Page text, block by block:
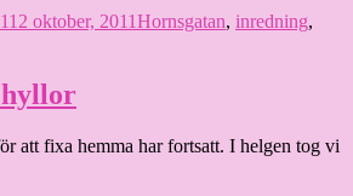
12 oktober, 2011Kategorier
Hornsgatan, inredning,
att fixa hemma har fortsatt. I helgen tog vi